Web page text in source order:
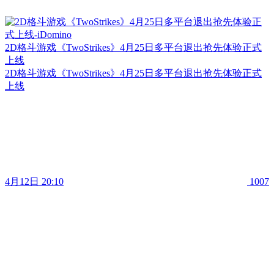
2D格斗游戏《TwoStrikes》4月25日多平台退出抢先体验正式
上线
2D格斗游戏《TwoStrikes》4月25日多平台退出抢先体验正式
上线
4月12日 20:10 1007